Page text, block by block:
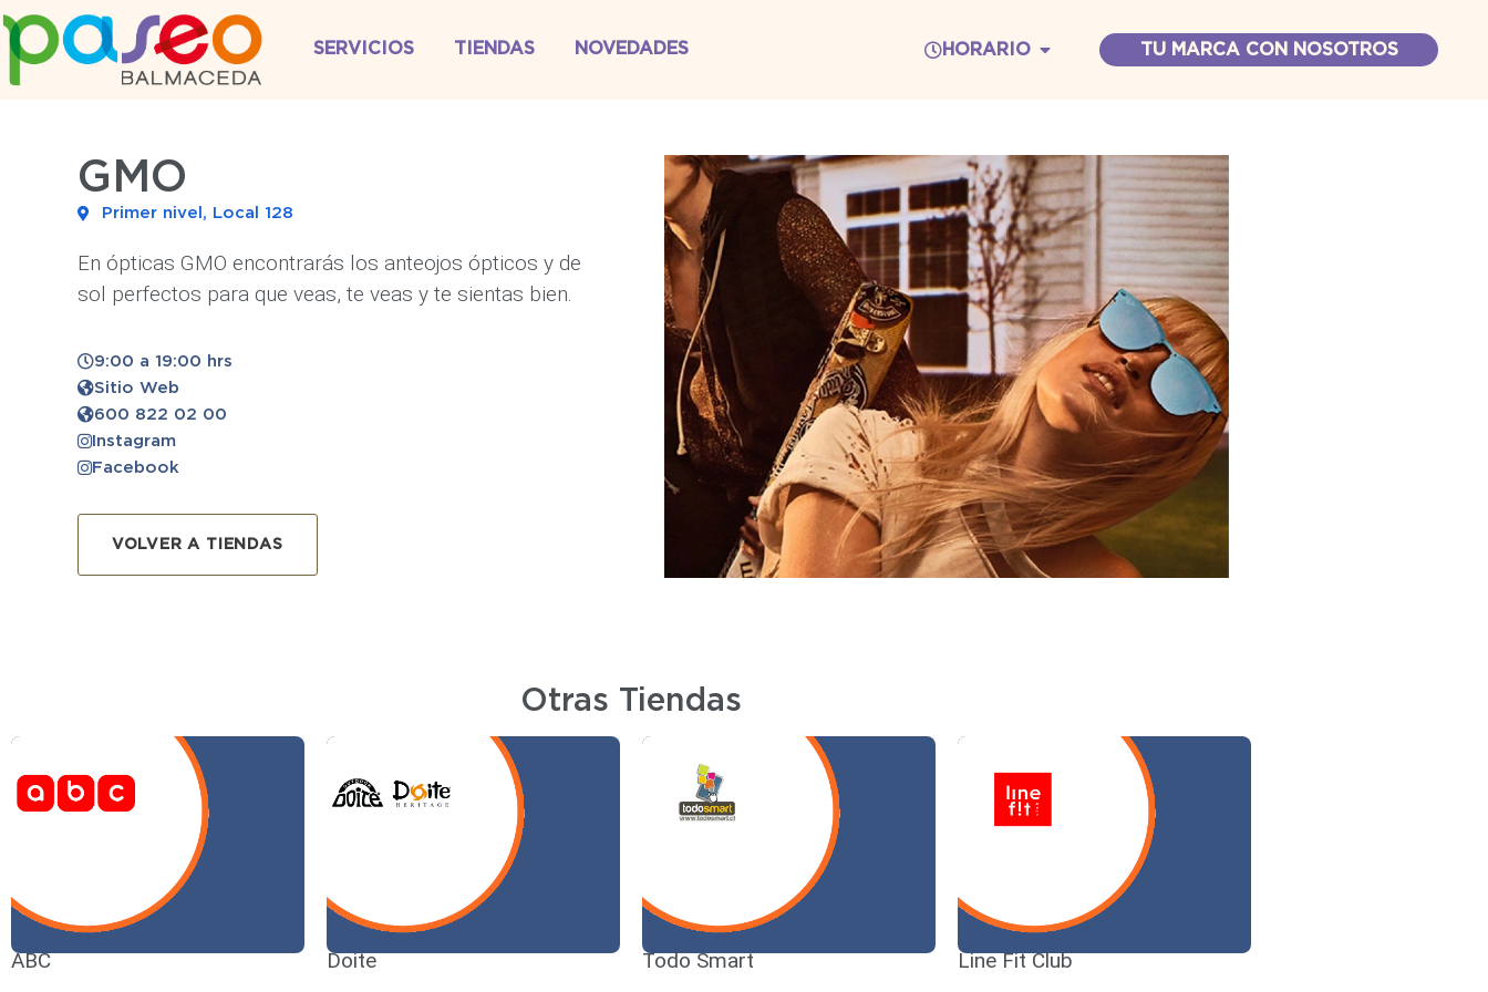
SERVICIOS TIENDAS NOVEDADES HORARIO TU MARCA CON NOSOTROS
GMO
Primer nivel, Local 128
En ópticas GMO encontrarás los anteojos ópticos y de
sol perfectos para que veas, te veas y te sientas bien.
9:00 a 19:00 hrs
Sitio Web
600 822 02 00
Instagram
Facebook
VOLVER A TIENDAS
Otras Tiendas
ABC Doite Todo Smart Line Fit Club